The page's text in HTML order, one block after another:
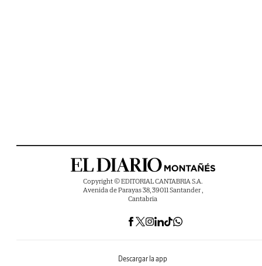
Copyright © EDITORIAL CANTABRIA S.A.
Avenida de Parayas 38, 39011 Santander ,
Cantabria
Descargar la app